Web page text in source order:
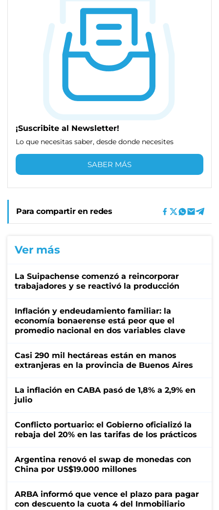
¡Suscribite al Newsletter!
Lo que necesitas saber, desde donde necesites
SABER MÁS
Para compartir en redes
Ver más
La Suipachense comenzó a reincorporar
trabajadores y se reactivó la producción
Inflación y endeudamiento familiar: la
economía bonaerense está peor que el
promedio nacional en dos variables clave
Casi 290 mil hectáreas están en manos
extranjeras en la provincia de Buenos Aires
La inflación en CABA pasó de 1,8% a 2,9% en
julio
Conflicto portuario: el Gobierno oficializó la
rebaja del 20% en las tarifas de los prácticos
Argentina renovó el swap de monedas con
China por US$19.000 millones
ARBA informó que vence el plazo para pagar
con descuento la cuota 4 del Inmobiliario